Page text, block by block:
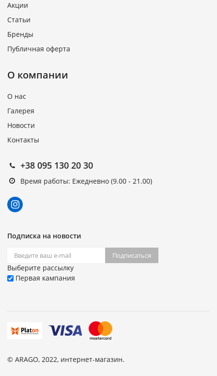
Акции
Статьи
Бренды
Публичная оферта
О компании
О нас
Галерея
Новости
Контакты
+38 095 130 20 30
Время работы: Ежедневно (9.00 - 21.00)
Подписка на новости
Подписаться
Выберите рассылку
Первая кампания
© ARAGO, 2022, интернет-магазин.